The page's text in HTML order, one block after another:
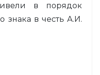
в порядок
знака в честь А.И.